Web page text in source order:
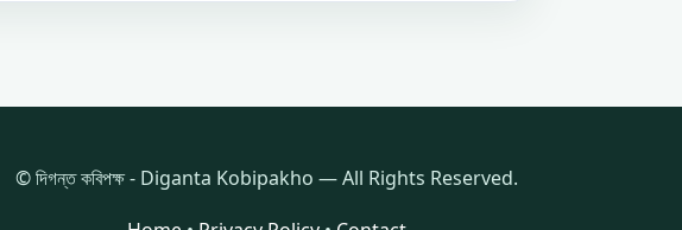
© দিগন্ত কবিপক্ষ - Diganta Kobipakho — All Rights Reserved.